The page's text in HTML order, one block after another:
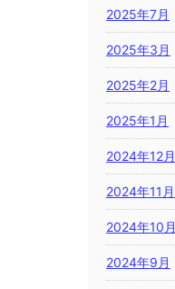
2025年7月
2025年3月
2025年2月
2025年1月
2024年12月
2024年11月
2024年10月
2024年9月